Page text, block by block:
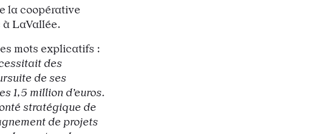
la coopérative
LaVallée.
mots explicatifs :
des
de ses
1,5 million d’euros.
stratégique de
de projets